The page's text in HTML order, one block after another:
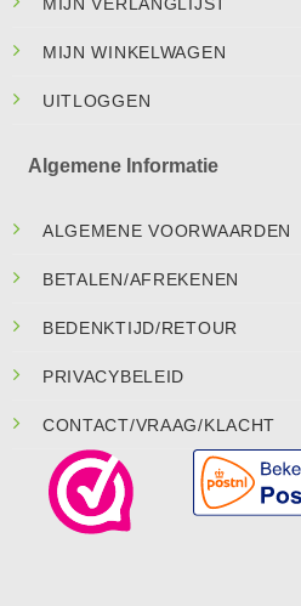
MIJN VERLANGLIJST
MIJN WINKELWAGEN
UITLOGGEN
Algemene Informatie
ALGEMENE VOORWAARDEN
BETALEN/AFREKENEN
BEDENKTIJD/RETOUR
PRIVACYBELEID
CONTACT/VRAAG/KLACHT